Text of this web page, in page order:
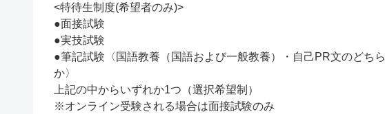
<特待生制度(希望者のみ)>
●面接試験
●実技試験
●筆記試験〈国語教養（国語および一般教養）・自己PR文のどちら
か〉
上記の中からいずれか1つ（選択希望制）
※オンライン受験される場合は面接試験のみ